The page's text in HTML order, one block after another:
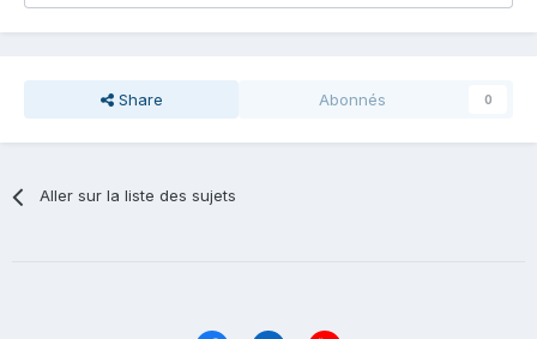
Share Abonnés 0
Aller sur la liste des sujets